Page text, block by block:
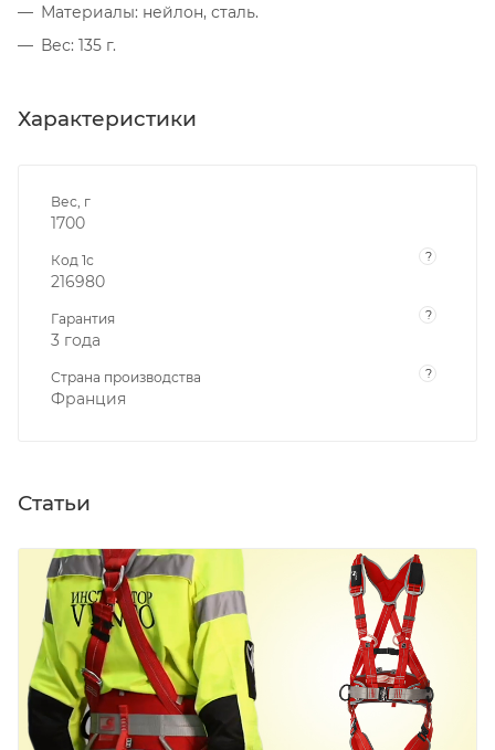
Материалы: нейлон, сталь.
Вес: 135 г.
Характеристики
Вес, г
1700
Код 1с ?
216980
Гарантия ?
3 года
Страна производства ?
Франция
Статьи